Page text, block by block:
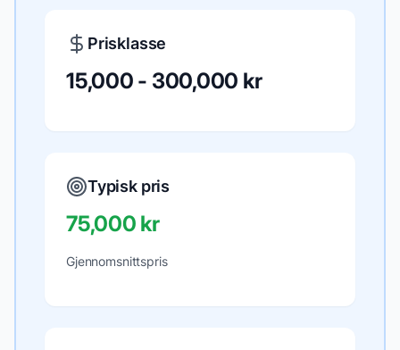
Prisklasse
15,000 - 300,000 kr
Typisk pris
75,000 kr
Gjennomsnittspris